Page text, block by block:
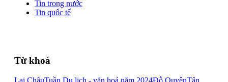
Tin trong nước
Tin quốc tế
Từ khoá
Lai ChâuTuần Du lịch - văn hoá năm 2024Đỗ QuyênTân